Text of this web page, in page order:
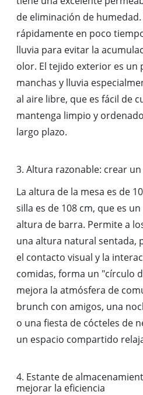
de eliminación de
rápidamente en poco
lluvia para evitar la
olor. El tejido exterior es un
manchas y lluvia
al aire libre, que es fácil de
mantenga limpio y
largo plazo.
3. Altura razonable: crear
La altura de la mesa es de
silla es de 108 cm, que es
altura de barra. Permite a
una altura natural sentada,
el contacto visual y la
comidas, forma un "círculo
mejora la atmósfera de
brunch con amigos, una
o una fiesta de cócteles de
un espacio compartido
4. Estante de
mejorar la eficiencia